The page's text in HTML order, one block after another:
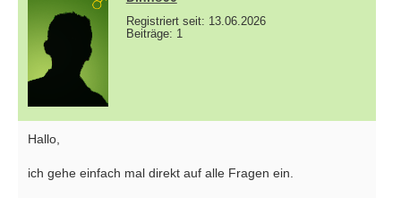
Registriert seit: 13.06.2026
Beiträge: 1
Hallo,
ich gehe einfach mal direkt auf alle Fragen ein.